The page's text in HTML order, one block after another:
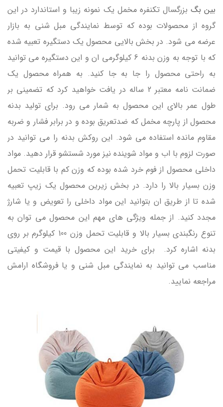
بین بگ بزرگسال تکنفره مخمل یک نمونه زیبا و استاندارد در این
گروه از محصولات بوده که توسط نمایندگی مبل شنی به بازار
عرضه می شود. در بخش بالایی محصول یک دستگیره تعبیه شده
که با توجه به وزن بدنه 6 کیلوگرمی ان و این دستگیره می توانید
به راحتی محصول را جا به جا کنید. به همراه محصول یک
ضمانت نامه معتبر 2 ساله در یافت خواهید کرد که تضمینی بر
طول عمر بالای این محصول به شمار می رود. برای تولید بدنه
محصول از پارچه مخمل که ضدتعریق بوده و در برابر فشار و ضربه
مقاوم مانده استفاده می شود. این روکش بدنه را می توانید در
صورت لزوم با اب و مواد شوینده نیز مورد شستشو قرار دهید. مواد
داخلی محصول از فوم خرد شده بوده که وزن کم با قابلیت تحمل
وزن بسیار بالا را دارد. در بخش زیرین محصول یک زیپ تعبیه
شده تا از طریق ان بتوانید این مواد داخلی را تعویض و یا شارژ
مجدد کنید. از جمله ویژگی های مهم این محصول می توان به
تنوع رنگبندی بسیار بالا و قابلیت تحمل وزن 100 کیلوگرم بر روی
بدنه اشاره کرد. برای خرید این محصول با قیمت و کیفیتی
مناسب می توانید به نمایندگی مبل شنی و یا فروشگاه ارامش
مراجعه نمایید.